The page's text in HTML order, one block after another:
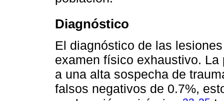
Diagnóstico
El diagnóstico de las
examen físico exhaustivo.
a una alta sospecha de
falsos negativos de 0.7%,